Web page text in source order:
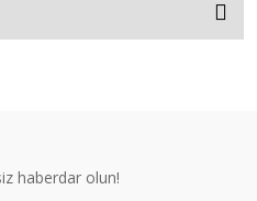
haberdar olun!